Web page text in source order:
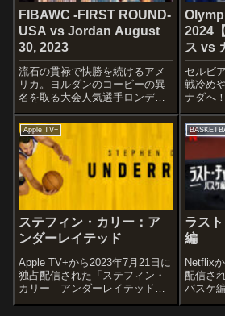
FIBAWC -FIRST ROUND-
USA vs Jordan August
30, 2023
流石の貫禄で快勝を続けるアメ
リカ。ヨルダンのコービーの異
名を取る大会人気選手ロンデ
ー・ホリス＝ジェファーソン擁
するヨルダンの一戦です。
STARTERSUSAMikal
BridgesJosh HartAnthony
EdwardsJal...
2024
ス vs
セルビ
戦冷め
ナダへ
Apple TV+
ステフィン・カリー：ア
ンダーレイテッド
Apple TV+から2023年7月21日に
独占配信された「ステフィン・
カリー アンダーレイテッド」
の感想記事です。NBAが誇るス
ラス
編
Netflix
配信さ
バスケ
ススメ